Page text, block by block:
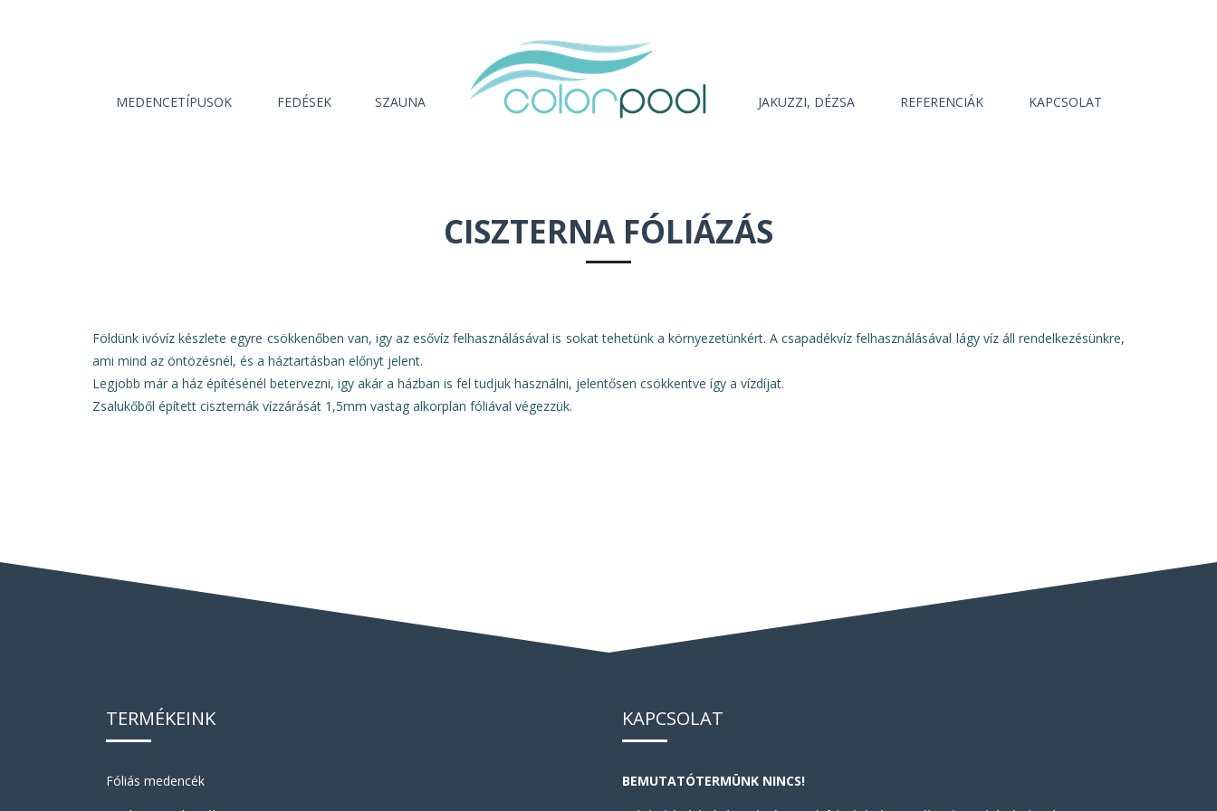
MEDENCETÍPUSOK FEDÉSEK SZAUNA JAKUZZI, DÉZSA REFERENCIÁK KAPCSOLAT
CISZTERNA FÓLIÁZÁS
Földünk ivóvíz készlete egyre csökkenőben van, igy az esővíz felhasználásával is sokat tehetünk a környezetünkért. A csapadékvíz felhasználásával lágy víz áll rendelkezésünkre,
ami mind az öntözésnél, és a háztartásban előnyt jelent.
Legjobb már a ház építésénél betervezni, igy akár a házban is fel tudjuk használni, jelentősen csökkentve így a vízdíjat.
Zsalukőből épített ciszternák vízzárását 1,5mm vastag alkorplan fóliával végezzük.
TERMÉKEINK
Fóliás medencék
KAPCSOLAT
BEMUTATÓTERMÜNK NINCS!